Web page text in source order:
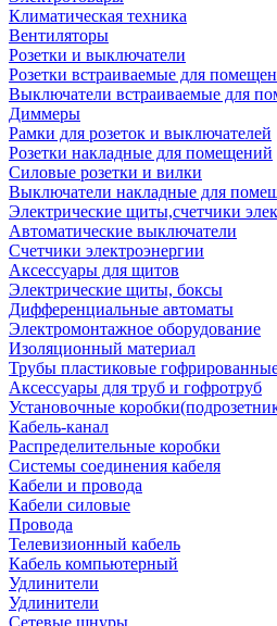
Климатическая техника
Вентиляторы
Розетки и выключатели
Розетки встраиваемые для
Выключатели встраиваемые для
Диммеры
Рамки для розеток и выключателей
Розетки накладные для помещений
Силовые розетки и вилки
Выключатели накладные для
Электрические щиты,счетчики
Автоматические выключатели
Счетчики электроэнергии
Аксессуары для щитов
Электрические щиты, боксы
Дифференциальные автоматы
Электромонтажное оборудование
Изоляционный материал
Трубы пластиковые
Аксессуары для труб и гофротруб
Установочные
Кабель-канал
Распределительные коробки
Системы соединения кабеля
Кабели и провода
Кабели силовые
Провода
Телевизионный кабель
Кабель компьютерный
Удлинители
Удлинители
Сетевые шнуры